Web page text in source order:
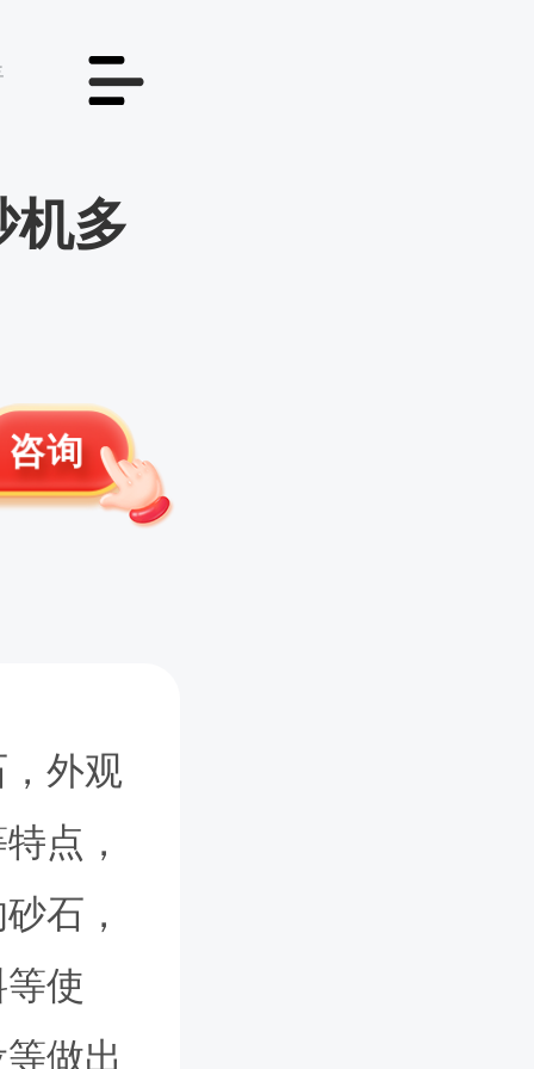
机多
咨询
外观
点，
石，
使
做出